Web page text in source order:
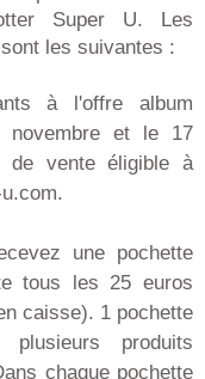
Super U. Les
les suivantes :
à l'offre album
novembre et le 17
de vente éligible à
une pochette
tous les 25 euros
caisse). 1 pochette
produits
chaque pochette